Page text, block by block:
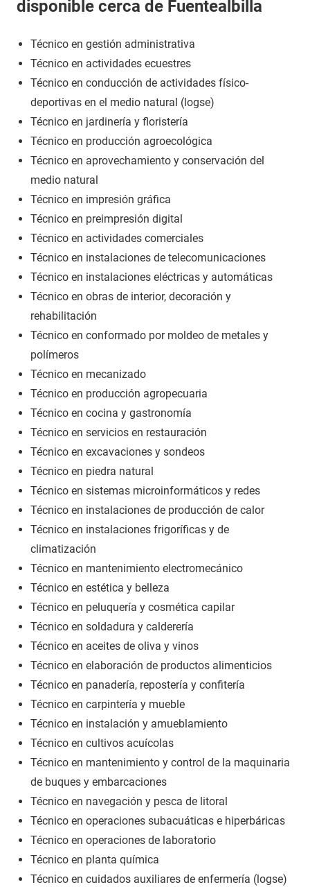
disponible cerca de Fuentealbilla
Técnico en gestión administrativa
Técnico en actividades ecuestres
Técnico en conducción de actividades físico-
deportivas en el medio natural (logse)
Técnico en jardinería y floristería
Técnico en producción agroecológica
Técnico en aprovechamiento y conservación del
medio natural
Técnico en impresión gráfica
Técnico en preimpresión digital
Técnico en actividades comerciales
Técnico en instalaciones de telecomunicaciones
Técnico en instalaciones eléctricas y automáticas
Técnico en obras de interior, decoración y
rehabilitación
Técnico en conformado por moldeo de metales y
polímeros
Técnico en mecanizado
Técnico en producción agropecuaria
Técnico en cocina y gastronomía
Técnico en servicios en restauración
Técnico en excavaciones y sondeos
Técnico en piedra natural
Técnico en sistemas microinformáticos y redes
Técnico en instalaciones de producción de calor
Técnico en instalaciones frigoríficas y de
climatización
Técnico en mantenimiento electromecánico
Técnico en estética y belleza
Técnico en peluquería y cosmética capilar
Técnico en soldadura y calderería
Técnico en aceites de oliva y vinos
Técnico en elaboración de productos alimenticios
Técnico en panadería, repostería y confitería
Técnico en carpintería y mueble
Técnico en instalación y amueblamiento
Técnico en cultivos acuícolas
Técnico en mantenimiento y control de la maquinaria
de buques y embarcaciones
Técnico en navegación y pesca de litoral
Técnico en operaciones subacuáticas e hiperbáricas
Técnico en operaciones de laboratorio
Técnico en planta química
Técnico en cuidados auxiliares de enfermería (logse)